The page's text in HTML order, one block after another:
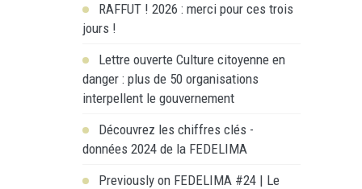
RAFFUT ! 2026 : merci pour ces trois
jours !
Lettre ouverte Culture citoyenne en
danger : plus de 50 organisations
interpellent le gouvernement
Découvrez les chiffres clés -
données 2024 de la FEDELIMA
Previously on FEDELIMA #24 | Le